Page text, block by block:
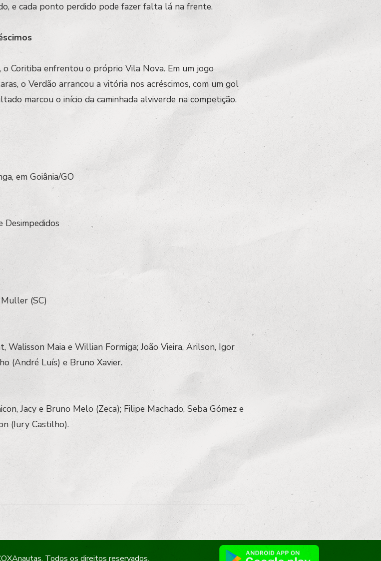
e cada ponto perdido pode fazer falta lá na frente.
o Coritiba enfrentou o próprio Vila Nova. Em um jogo
o Verdão arrancou a vitória nos acréscimos, com um gol
marcou o início da caminhada alviverde na competição.
em Goiânia/GO
Desimpedidos
(SC)
Walisson Maia e Willian Formiga; João Vieira, Arilson, Igor
(André Luís) e Bruno Xavier.
Jacy e Bruno Melo (Zeca); Filipe Machado, Seba Gómez e
(Iury Castilho).
Todos os direitos reservados.